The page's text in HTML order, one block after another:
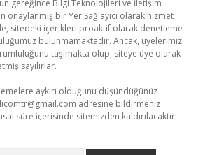
gereğince Bilgi Teknolojileri ve İletişim
onaylanmış bir Yer Sağlayıcı olarak hizmet
sitedeki içerikleri proaktif olarak denetleme
bulunmamaktadır. Ancak, üyelerimiz
taşımakta olup, siteye üye olarak
sayılırlar.
aykırı olduğunu düşündüğünüz
adresine bildirmeniz
süre içerisinde sitemizden kaldırılacaktır.